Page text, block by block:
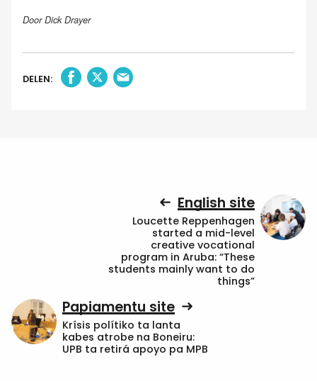
Door Dick Drayer
DELEN:
English site
Loucette Reppenhagen
started a mid-level
creative vocational
program in Aruba: “These
students mainly want to do
things”
Papiamentu site
Krísis polítiko ta lanta
kabes atrobe na Boneiru:
UPB ta retirá apoyo pa MPB